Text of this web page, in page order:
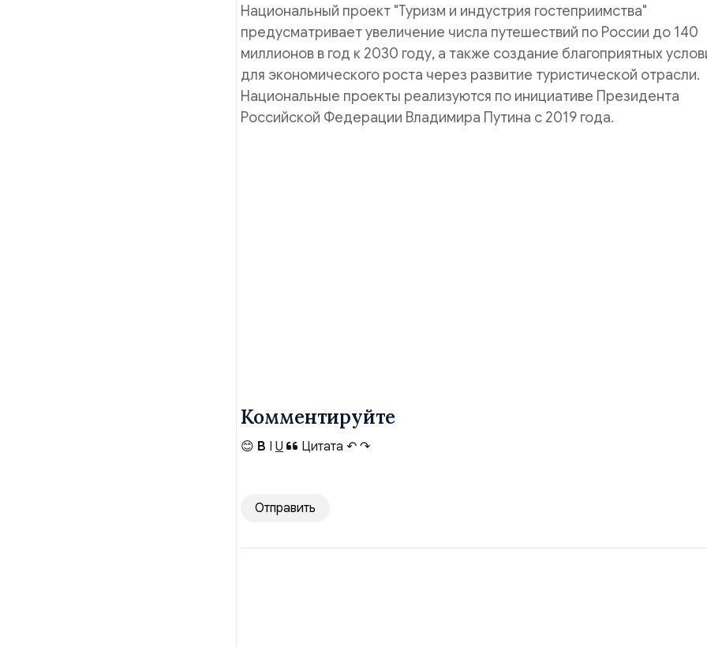
Национальный проект "Туризм и индустрия гостеприимства"
предусматривает увеличение числа путешествий по России до 140
миллионов в год к 2030 году, а также создание благоприятных
для экономического роста через развитие туристической отрасли.
Национальные проекты реализуются по инициативе Президента
Российской Федерации Владимира Путина с 2019 года.
Комментируйте
😊 B I U Цитата ↶ ↷
Отправить